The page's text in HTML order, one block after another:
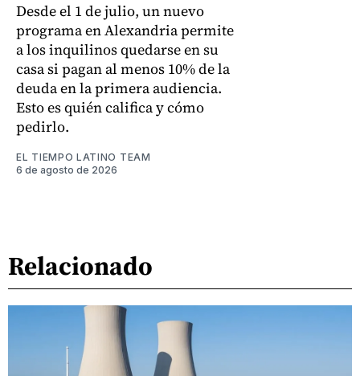
Desde el 1 de julio, un nuevo
programa en Alexandria permite
a los inquilinos quedarse en su
casa si pagan al menos 10% de la
deuda en la primera audiencia.
Esto es quién califica y cómo
pedirlo.
EL TIEMPO LATINO TEAM
6 de agosto de 2026
Relacionado